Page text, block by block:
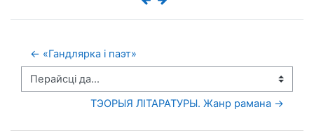
← «Гандлярка і паэт»
Перайсці да...
ТЭОРЫЯ ЛІТАРАТУРЫ. Жанр рамана →